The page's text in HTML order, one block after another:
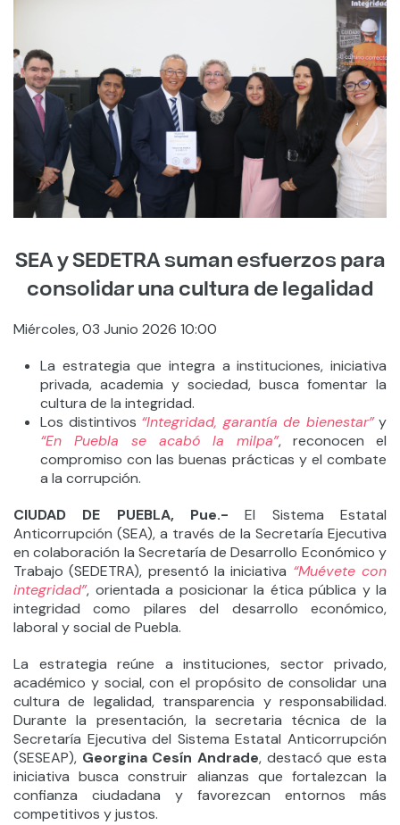
SEA y SEDETRA suman esfuerzos para
consolidar una cultura de legalidad
Miércoles, 03 Junio 2026 10:00
La estrategia que integra a instituciones, iniciativa
privada, academia y sociedad, busca fomentar la
cultura de la integridad.
Los distintivos “Integridad, garantía de bienestar”y
“En Puebla se acabó la milpa”, reconocen el
compromiso con las buenas prácticas y el combate
a la corrupción.
CIUDAD DE PUEBLA, Pue.- El Sistema Estatal
Anticorrupción (SEA), a través de la Secretaría Ejecutiva
en colaboración la Secretaría de Desarrollo Económico y
Trabajo (SEDETRA), presentó la iniciativa “Muévete con
integridad”, orientada a posicionar la ética pública y la
integridad como pilares del desarrollo económico,
laboral y social de Puebla.
La estrategia reúne a instituciones, sector privado,
académico y social, con el propósito de consolidar una
cultura de legalidad, transparencia y responsabilidad.
Durante la presentación, la secretaria técnica de la
Secretaría Ejecutiva del Sistema Estatal Anticorrupción
(SESEAP), Georgina Cesín Andrade, destacó que esta
iniciativa busca construir alianzas que fortalezcan la
confianza ciudadana y favorezcan entornos más
competitivos y justos.